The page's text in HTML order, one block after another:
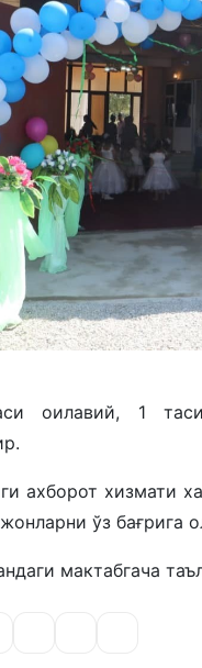
оилавий, 1
ахборот хизмати
ўз бағрига
мактабгача